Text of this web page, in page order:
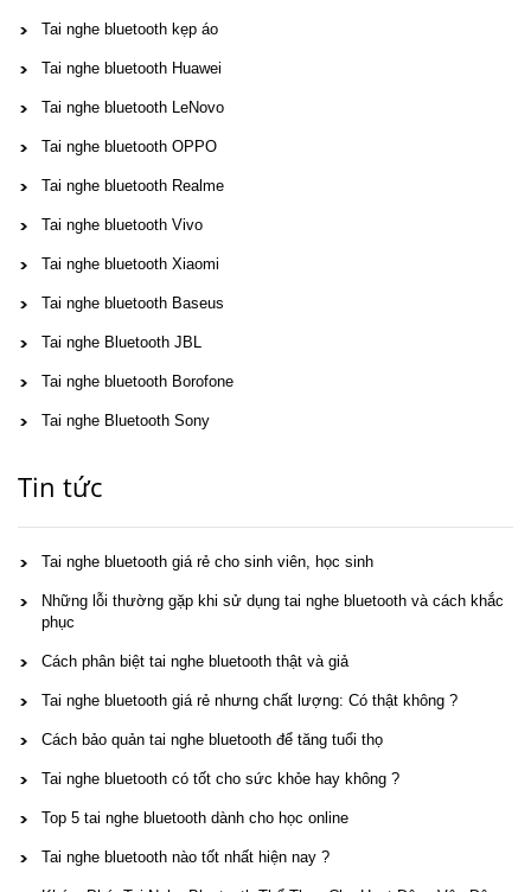
Tai nghe bluetooth kẹp áo
Tai nghe bluetooth Huawei
Tai nghe bluetooth LeNovo
Tai nghe bluetooth OPPO
Tai nghe bluetooth Realme
Tai nghe bluetooth Vivo
Tai nghe bluetooth Xiaomi
Tai nghe bluetooth Baseus
Tai nghe Bluetooth JBL
Tai nghe bluetooth Borofone
Tai nghe Bluetooth Sony
Tin tức
Tai nghe bluetooth giá rẻ cho sinh viên, học sinh
Những lỗi thường gặp khi sử dụng tai nghe bluetooth và cách khắc
phục
Cách phân biệt tai nghe bluetooth thật và giả
Tai nghe bluetooth giá rẻ nhưng chất lượng: Có thật không ?
Cách bảo quản tai nghe bluetooth để tăng tuổi thọ
Tai nghe bluetooth có tốt cho sức khỏe hay không ?
Top 5 tai nghe bluetooth dành cho học online
Tai nghe bluetooth nào tốt nhất hiện nay ?